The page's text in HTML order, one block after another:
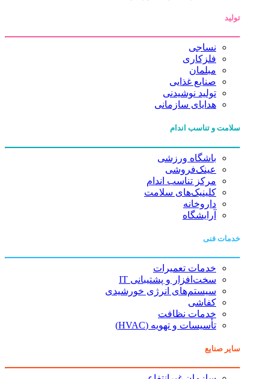
نساجی
فلزکاری
مبلمان
صنایع غذایی
تولید نوشیدنی
هدایای سازمانی
سلامت و تناسب اندام
باشگاه ورزشی
عینک‌فروشی
مرکز تناسب اندام
کلینیک‌های سلامت
داروخانه
آرایشگاه
خدمات فنی
خدمات تعمیرات
سخت‌افزار و پشتیبانی IT
سیستم‌های انرژی خورشیدی
کفاشی
خدمات نظافت
تأسیسات و تهویه (HVAC)
سایر صنایع